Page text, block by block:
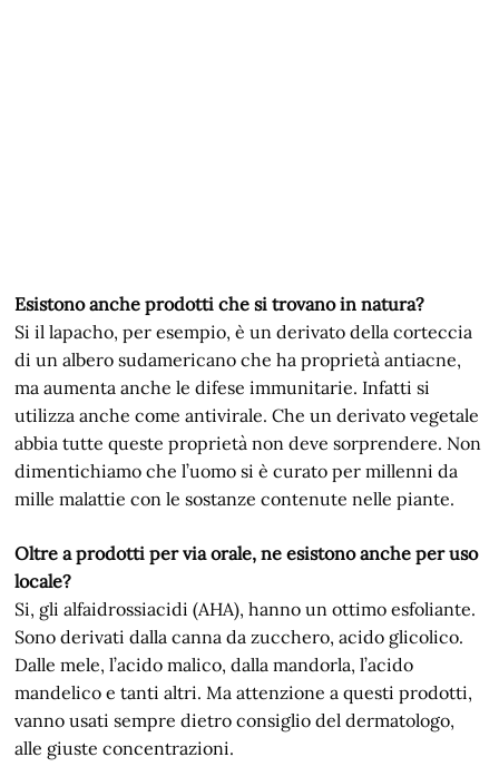
Esistono anche prodotti che si trovano in natura?
Si il lapacho, per esempio, è un derivato della corteccia
di un albero sudamericano che ha proprietà antiacne,
ma aumenta anche le difese immunitarie. Infatti si
utilizza anche come antivirale. Che un derivato vegetale
abbia tutte queste proprietà non deve sorprendere. Non
dimentichiamo che l’uomo si è curato per millenni da
mille malattie con le sostanze contenute nelle piante.
Oltre a prodotti per via orale, ne esistono anche per uso
locale?
Si, gli alfaidrossiacidi (AHA), hanno un ottimo esfoliante.
Sono derivati dalla canna da zucchero, acido glicolico.
Dalle mele, l’acido malico, dalla mandorla, l’acido
mandelico e tanti altri. Ma attenzione a questi prodotti,
vanno usati sempre dietro consiglio del dermatologo,
alle giuste concentrazioni.